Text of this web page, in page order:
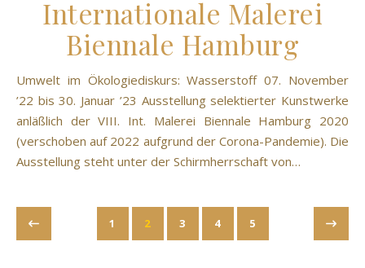
Internationale Malerei
Biennale Hamburg
Umwelt im Ökologiediskurs: Wasserstoff 07. November
’22 bis 30. Januar ’23 Ausstellung selektierter Kunstwerke
anläßlich der VIII. Int. Malerei Biennale Hamburg 2020
(verschoben auf 2022 aufgrund der Corona-Pandemie). Die
Ausstellung steht unter der Schirmherrschaft von…
1 2 3 4 5